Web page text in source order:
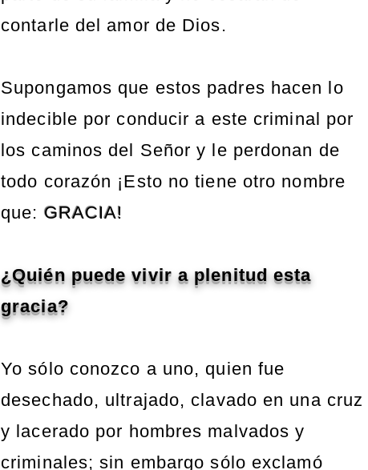
contarle del amor de Dios.
Supongamos que estos padres hacen lo
indecible por conducir a este criminal por
los caminos del Señor y le perdonan de
todo corazón ¡Esto no tiene otro nombre
que: GRACIA!
¿Quién puede vivir a plenitud esta
gracia?
Yo sólo conozco a uno, quien fue
desechado, ultrajado, clavado en una cruz
y lacerado por hombres malvados y
criminales; sin embargo sólo exclamó